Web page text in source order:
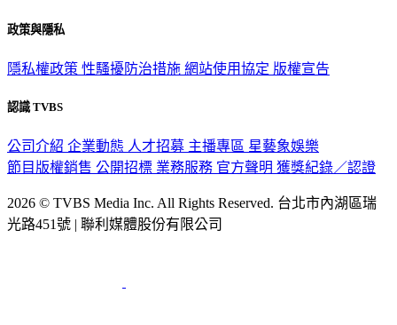
政策與隱私
隱私權政策 性騷擾防治措施 網站使用協定 版權宣告
認識 TVBS
公司介紹 企業動態 人才招募 主播專區 星藝象娛樂
節目版權銷售 公開招標 業務服務 官方聲明 獲獎紀錄／認證
2026 © TVBS Media Inc. All Rights Reserved. 台北市內湖區瑞
光路451號 | 聯利媒體股份有限公司